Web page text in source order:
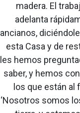
madera. El
adelanta
ancianos,
esta Casa y de
les hemos
saber, y hemos
los que están al
‘Nosotros somos